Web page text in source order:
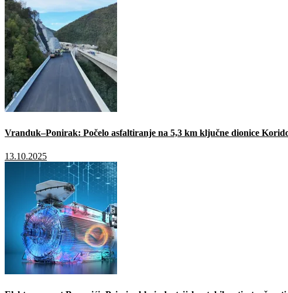
Vranduk–Ponirak: Počelo asfaltiranje na 5,3 km ključne dionice
13.10.2025